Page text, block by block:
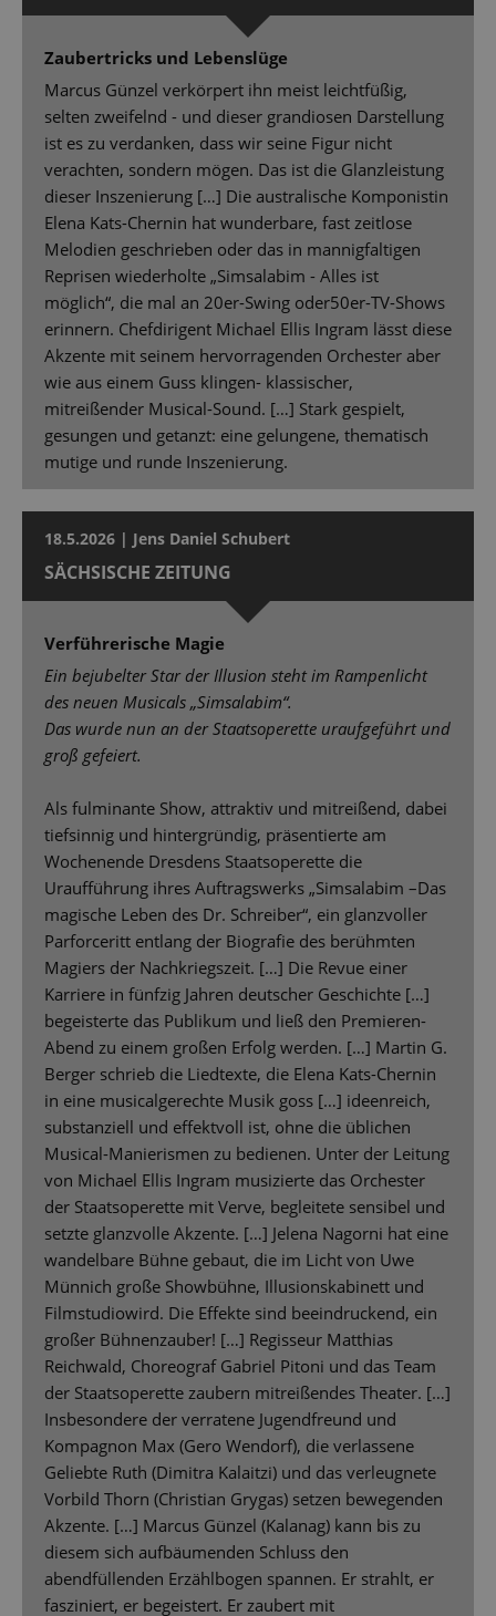
Zaubertricks und Lebenslüge
Marcus Günzel verkörpert ihn meist leichtfüßig,
selten zweifelnd - und dieser grandiosen Darstellung
ist es zu verdanken, dass wir seine Figur nicht
verachten, sondern mögen. Das ist die Glanzleistung
dieser Inszenierung […] Die australische Komponistin
Elena Kats-Chernin hat wunderbare, fast zeitlose
Melodien geschrieben oder das in mannigfaltigen
Reprisen wiederholte „Simsalabim - Alles ist
möglich“, die mal an 20er-Swing oder50er-TV-Shows
erinnern. Chefdirigent Michael Ellis Ingram lässt diese
Akzente mit seinem hervorragenden Orchester aber
wie aus einem Guss klingen- klassischer,
mitreißender Musical-Sound. […] Stark gespielt,
gesungen und getanzt: eine gelungene, thematisch
mutige und runde Inszenierung.
18.5.2026 | Jens Daniel Schubert
SÄCHSISCHE ZEITUNG
Verführerische Magie
Ein bejubelter Star der Illusion steht im Rampenlicht
des neuen Musicals „Simsalabim“.
Das wurde nun an der Staatsoperette uraufgeführt und
groß gefeiert.
Als fulminante Show, attraktiv und mitreißend, dabei
tiefsinnig und hintergründig, präsentierte am
Wochenende Dresdens Staatsoperette die
Uraufführung ihres Auftragswerks „Simsalabim –Das
magische Leben des Dr. Schreiber“, ein glanzvoller
Parforceritt entlang der Biografie des berühmten
Magiers der Nachkriegszeit. […] Die Revue einer
Karriere in fünfzig Jahren deutscher Geschichte […]
begeisterte das Publikum und ließ den Premieren-
Abend zu einem großen Erfolg werden. […] Martin G.
Berger schrieb die Liedtexte, die Elena Kats-Chernin
in eine musicalgerechte Musik goss […] ideenreich,
substanziell und effektvoll ist, ohne die üblichen
Musical-Manierismen zu bedienen. Unter der Leitung
von Michael Ellis Ingram musizierte das Orchester
der Staatsoperette mit Verve, begleitete sensibel und
setzte glanzvolle Akzente. […] Jelena Nagorni hat eine
wandelbare Bühne gebaut, die im Licht von Uwe
Münnich große Showbühne, Illusionskabinett und
Filmstudiowird. Die Effekte sind beeindruckend, ein
großer Bühnenzauber! […] Regisseur Matthias
Reichwald, Choreograf Gabriel Pitoni und das Team
der Staatsoperette zaubern mitreißendes Theater. […]
Insbesondere der verratene Jugendfreund und
Kompagnon Max (Gero Wendorf), die verlassene
Geliebte Ruth (Dimitra Kalaitzi) und das verleugnete
Vorbild Thorn (Christian Grygas) setzen bewegenden
Akzente. […] Marcus Günzel (Kalanag) kann bis zu
diesem sich aufbäumenden Schluss den
abendfüllenden Erzählbogen spannen. Er strahlt, er
fasziniert, er begeistert. Er zaubert mit